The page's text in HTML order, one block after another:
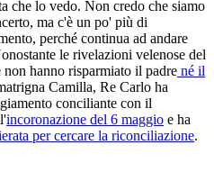
che lo vedo. Non credo che siamo
ma c'è un po' più di
perché continua ad andare
le rivelazioni velenose del
hanno risparmiato il padre né il
Camilla, Re Carlo ha
conciliante con il
incoronazione del 6 maggio e ha
per cercare la riconciliazione.